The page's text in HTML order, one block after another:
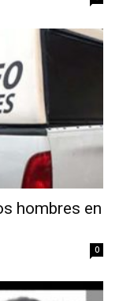
hombres en
0